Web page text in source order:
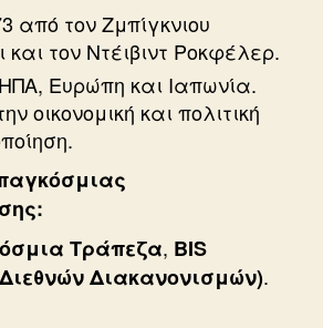
από τον Ζμπίγκνιου
και τον Ντέιβιντ Ροκφέλερ.
Ευρώπη και Ιαπωνία.
οικονομική και πολιτική
Τράπεζα, BIS
Διακανονισμών).